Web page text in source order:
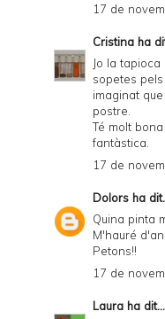
17 de
Cristina ha
Jo la
sopetes
imaginat
postre.
Té molt
fantàstica.
17 de
Dolors ha
Quina pinta
M'hauré
Petons!!
17 de
Laura ha dit...